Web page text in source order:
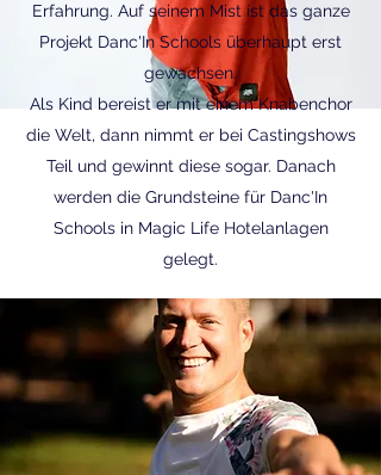
Erfahrung. Auf seinem Mist ist das ganze
Projekt Danc'In Schools überhaupt erst
gewachsen.
Als Kind bereist er mit einem Knabenchor
die Welt, dann nimmt er bei Castingshows
Teil und gewinnt diese sogar. Danach
werden die Grundsteine für Danc'In
Schools in Magic Life Hotelanlagen
gelegt.